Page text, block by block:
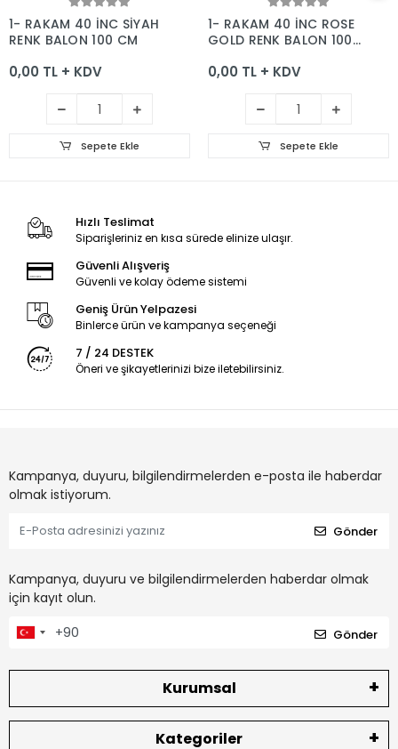
Sepete Ekle
1- RAKAM 40 İNC SİYAH
RENK BALON 100 CM
0,00 TL + KDV
Sepete Ekle
Sepete Ekle
1- RAKAM 40 İNC ROSE
GOLD RENK BALON 100
0,00 TL + KDV
Sepete Ekle
Hızlı Teslimat
Siparişleriniz en kısa sürede elinize ulaşır.
Güvenli Alışveriş
Güvenli ve kolay ödeme sistemi
Geniş Ürün Yelpazesi
Binlerce ürün ve kampanya seçeneği
7 / 24 DESTEK
Öneri ve şikayetlerinizi bize iletebilirsiniz.
Kampanya, duyuru, bilgilendirmelerden e-posta ile haberdar
olmak istiyorum.
Gönder
Kampanya, duyuru ve bilgilendirmelerden haberdar olmak
için kayıt olun.
Gönder
Kurumsal
Kategoriler